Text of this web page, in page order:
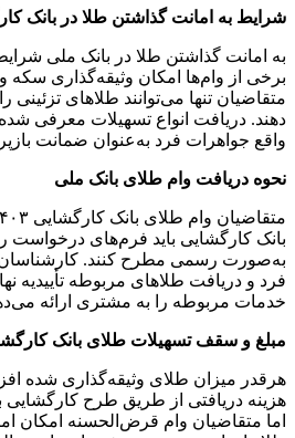
شرایط به امانت گذاشتن طلا در بانک
به امانت گذاشتن طلا در بانک ملی
برخی از وام‌ها امکان وثیقه‌گذاری سکه
متقاضیان تنها می‌توانند طلاهای تزئینی
دهند. دریافت انواع تسهیلات معرفی شده
واقع جواهرات فرد به‌عنوان ضمانت
نحوه دریافت وام طلای بانک ملی
بانک کارگشایی باید فرم‌های درخواست
به‌صورت رسمی مطرح کنند.
فرد و دریافت طلاهای مربوطه تأییدیه
خدمات مربوطه را به مشتری ارائه
مبلغ و سقف تسهیلات طلای بانک
هرقدر میزان طلای وثیقه‌گذاری شده
هزینه دریافتی از طریق طرح کارگشایی